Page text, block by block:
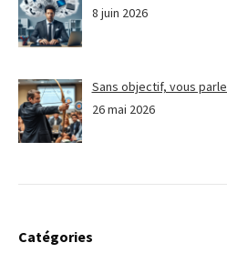
8 juin 2026
Sans objectif, vous
26 mai 2026
Catégories